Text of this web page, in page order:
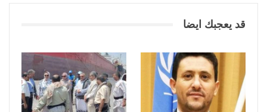
قد يعجبك ايضا